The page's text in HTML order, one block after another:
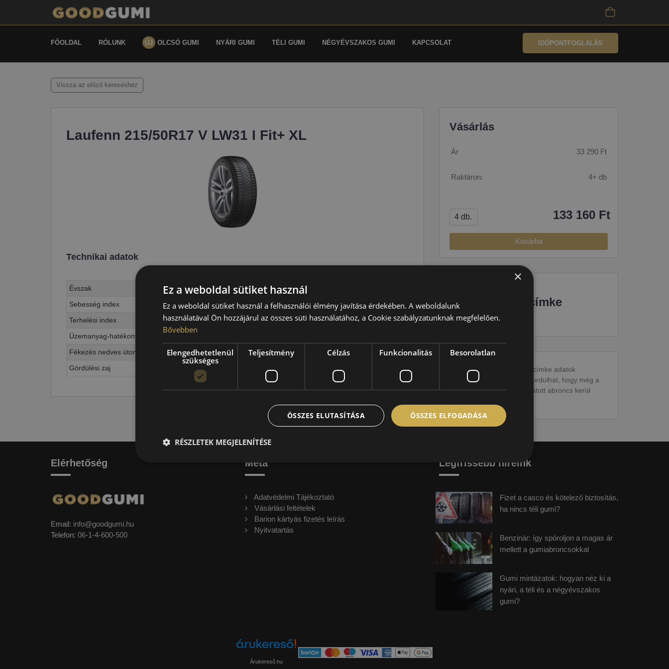
FŐOLDAL RÓLUNK ÚJ OLCSÓ GUMI NYÁRI GUMI TÉLI GUMI NÉGYÉVSZAKOS GUMI KAPCSOLAT IDŐPONTFOGLALÁS
Vissza az előző kereséshez
Laufenn 215/50R17 V LW31 I Fit+ XL
Technikai adatok
Évszak
Téli
Sebesség index
V=240 km/h
Terhelési index
95=690kg
Üzemanyag-hatékonyság
Fékezés nedves úton
Gördülési zaj
Vásárlás
Ár 33 290 Ft
Raktáron: 4+ db
133 160 Ft
Kosárba
EU-s abroncscímke
Figyelem a feltüntetett címke adatok
tájékoztató jellegűek. Előfordulhat, hogy még a
korábbi EU-s címkével ellátott abroncs kerül
Elérhetőség
Email: info@goodgumi.hu
Telefon: 06-1-4-600-500
Meta
Adatvédelmi Tájékoztató
Vásárlási feltételek
Barion kártyás fizetés leírás
Nyitvatartás
Legfrissebb híreink
Fizet a casco és kötelező biztosítás,
ha nincs téli gumi?
Benzinár: így spóroljon a magas ár
mellett a gumiabroncsokkal
Gumi mintázatok: hogyan néz ki a
nyári, a téli és a négyévszakos
gumi?
Árukereső.hu
×
Ez a weboldal sütiket használ
Ez a weboldal sütiket használ a felhasználói élmény javítása érdekében. A weboldalunk
használatával Ön hozzájárul az összes süti használatához, a Cookie szabályzatunknak megfelelően.
Bővebben
Elengedhetetlenül
szükséges
Teljesítmény Célzás Funkcionalitás Besorolatlan
ÖSSZES ELFOGADÁSA
ÖSSZES ELUTASÍTÁSA
RÉSZLETEK MEGJELENÍTÉSE